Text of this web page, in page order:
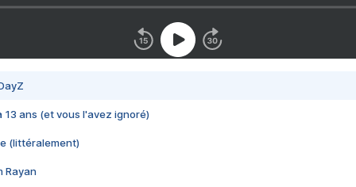
13 ans (et vous l'avez ignoré)
(littéralement)
Rayan